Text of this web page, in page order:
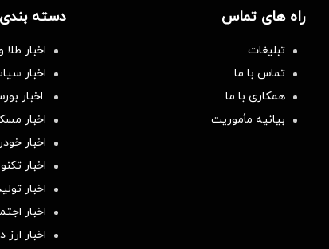
راه های تماس
تبلیغات
تماس با ما
همکاری با ما
بیانیه مأموریت
دسته
اخبار طلا
اخبار
اخبار
اخبار
اخبار
اخبار
اخبار
اخبار
اخبار